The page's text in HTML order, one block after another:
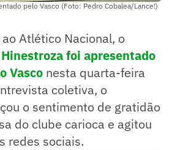
pelo Vasco (Foto: Pedro Cobalea/Lance!)
Atlético Nacional, o
foi apresentado
Vasco nesta quarta-feira
coletiva, o
o sentimento de gratidão
do clube carioca e agitou
redes sociais.